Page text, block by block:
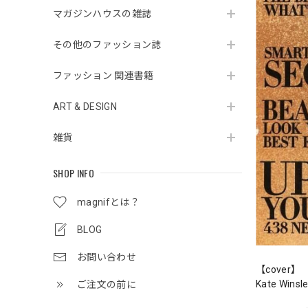
マガジンハウスの雑誌
その他のファッション誌
ファッション 関連書籍
ART & DESIGN
雑貨
SHOP INFO
magnifとは？
BLOG
お問い合わせ
ご注文の前に
【cover】
Kate